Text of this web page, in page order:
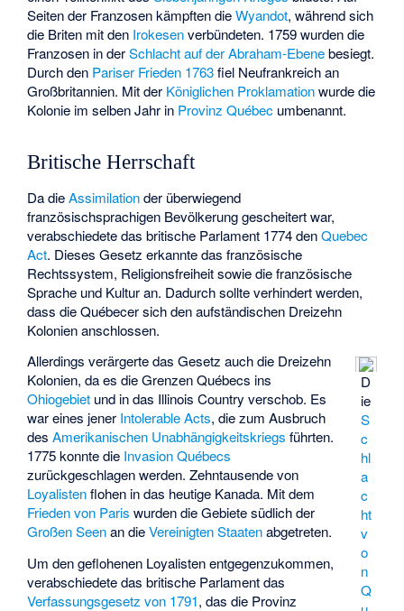
Seiten der Franzosen kämpften dieWyandot, während sich
die Briten mit den Irokesenverbündeten. 1759 wurden die
Franzosen in derSchlacht auf der Abraham-Ebenebesiegt.
Durch den Pariser Frieden 1763fiel Neufrankreich an
Großbritannien. Mit der Königlichen Proklamationwurde die
Kolonie im selben Jahr in Provinz Québec umbenannt.
Britische Herrschaft
Da dieAssimilationder überwiegend
französischsprachigen Bevölkerung gescheitert war,
verabschiedete das britische Parlament 1774 denQuebec
Act. Dieses Gesetz erkannte das französische
Rechtssystem, Religionsfreiheit sowie die französische
Sprache und Kultur an. Dadurch sollte verhindert werden,
dass die Québecer sich den aufständischen Dreizehn
Kolonien anschlossen.
D
ie
S
c
hl
a
c
ht
v
o
n
Q
Allerdings verärgerte das Gesetz auch die Dreizehn
Kolonien, da es die Grenzen Québecs ins
Ohiogebiet und in das Illinois Country verschob. Es
war eines jener Intolerable Acts, die zum Ausbruch
desAmerikanischen Unabhängigkeitskriegs führten.
1775 konnte die Invasion Québecs
zurückgeschlagen werden. Zehntausende von
Loyalistenflohen in das heutige Kanada. Mit dem
Frieden von Paris wurden die Gebiete südlich der
Großen Seenan dieVereinigten Staatenabgetreten.
Um den geflohenen Loyalisten entgegenzukommen,
verabschiedete das britische Parlament das
Verfassungsgesetz von 1791, das die Provinz